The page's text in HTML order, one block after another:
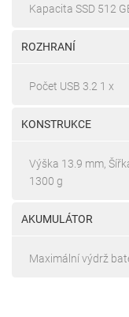
Kapacita SSD 512
ROZHRANÍ
Počet USB 3.2 1 x
KONSTRUKCE
Výška 13.9 mm,
1300 g
AKUMULÁTOR
Maximální výdrž